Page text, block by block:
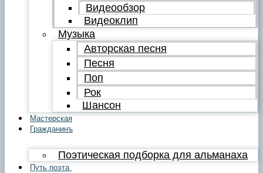
Видеообзор
Видеоклип
Музыка
Авторская песня
Песня
Поп
Рок
Шансон
Мастерская
Гражданинъ
Поэтическая подборка для альманаха
Путь поэта